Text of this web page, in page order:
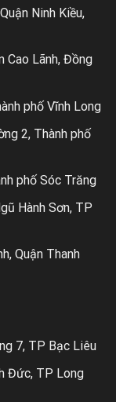
Ninh Kiều,
Cao Lãnh, Đồng
phố Vĩnh Long
2, Thành phố
phố Sóc Trăng
Hành Sơn, TP
Quận Thanh
7, TP Bạc Liêu
Đức, TP Long